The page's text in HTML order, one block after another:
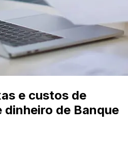
e custos de
de Banque